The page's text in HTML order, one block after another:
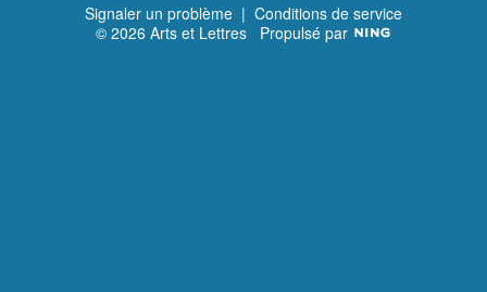
Signaler un problème | Conditions de service
© 2026 Arts et Lettres Propulsé par